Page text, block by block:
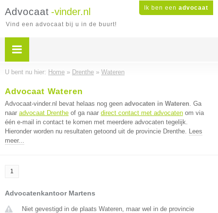
Ik ben een advocaat
Advocaat -vinder.nl
Vind een advocaat bij u in de buurt!
U bent nu hier: Home » Drenthe » Wateren
Advocaat Wateren
Advocaat-vinder.nl bevat helaas nog geen advocaten in Wateren. Ga
naar advocaat Drenthe of ga naar direct contact met advocaten om via
één e-mail in contact te komen met meerdere advocaten tegelijk.
Hieronder worden nu resultaten getoond uit de provincie Drenthe. Lees
meer...
1
Advocatenkantoor Martens
Niet gevestigd in de plaats Wateren, maar wel in de provincie